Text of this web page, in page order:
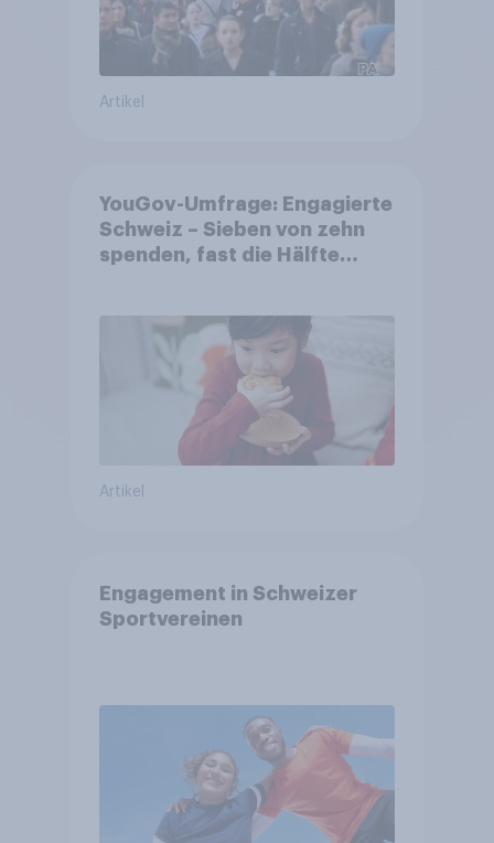
Artikel
YouGov-Umfrage: Engagierte
Schweiz – Sieben von zehn
spenden, fast die Hälfte
Artikel
Engagement in Schweizer
Sportvereinen